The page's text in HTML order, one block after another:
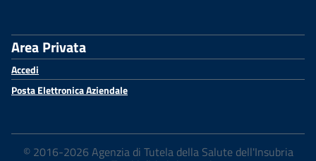
Area Privata
Accedi
Posta Elettronica Aziendale
© 2016-2026 Agenzia di Tutela della Salute dell'Insubria